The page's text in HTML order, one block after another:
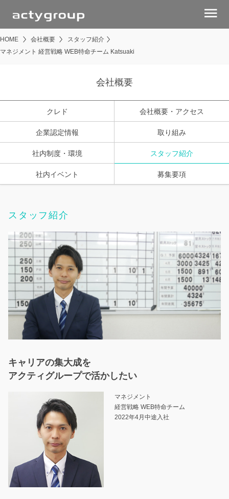
menu
HOME 会社概要
スタッフ紹介
マネジメント 経営戦略 WEB特命チーム Katsuaki
会社概要
クレド 会社概要・アクセス
企業認定情報 取り組み
社内制度・環境 スタッフ紹介
社内イベント 募集要項
スタッフ紹介
キャリアの集大成を
アクティグループで活かしたい
マネジメント
経営戦略 WEB特命チーム
2022年4月中途入社